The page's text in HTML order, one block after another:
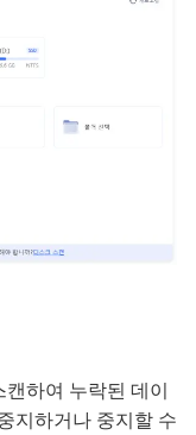
하여 누락된 데이
지하거나 중지할 수